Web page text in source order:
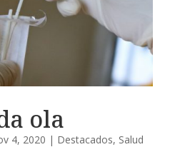
ola
4, 2020 | Destacados, Salud